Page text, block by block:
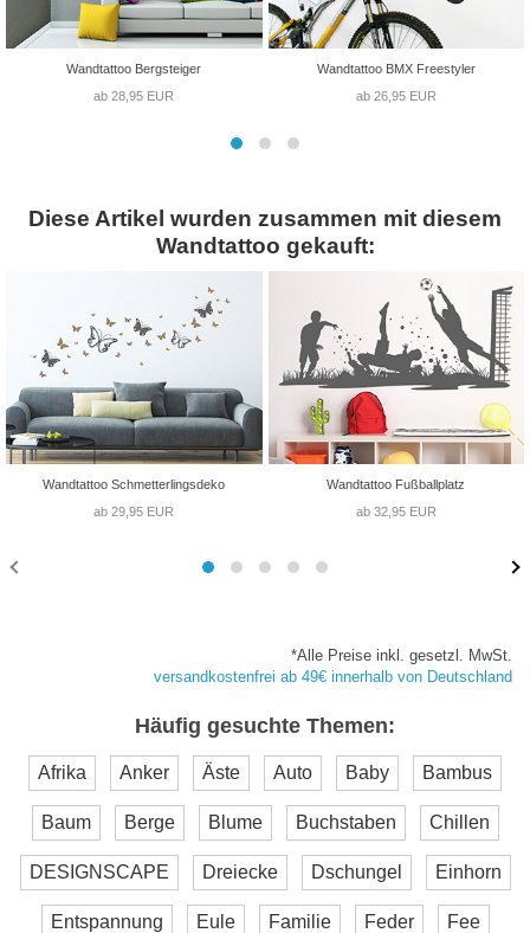
Wandtattoo Bergsteiger
ab 28,95 EUR
Wandtattoo BMX Freestyler
ab 26,95 EUR
Diese Artikel wurden zusammen mit diesem
Wandtattoo gekauft:
Wandtattoo Schmetterlingsdeko
ab 29,95 EUR
Wandtattoo Fußballplatz
ab 32,95 EUR
*Alle Preise inkl. gesetzl. MwSt.
versandkostenfrei ab 49€ innerhalb von Deutschland
Häufig gesuchte Themen:
Afrika Anker Äste Auto Baby Bambus
Baum Berge Blume Buchstaben Chillen
DESIGNSCAPE Dreiecke Dschungel Einhorn
Entspannung Eule Familie Feder Fee